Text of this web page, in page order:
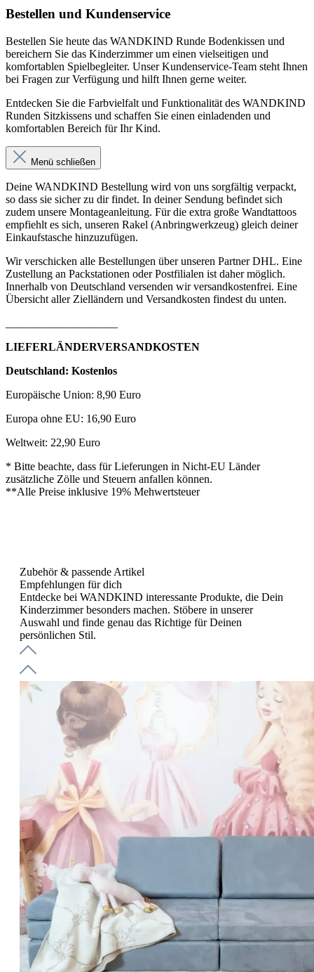
Bestellen und Kundenservice
Bestellen Sie heute das WANDKIND Runde Bodenkissen und
bereichern Sie das Kinderzimmer um einen vielseitigen und
komfortablen Spielbegleiter. Unser Kundenservice-Team steht Ihnen
bei Fragen zur Verfügung und hilft Ihnen gerne weiter.
Entdecken Sie die Farbvielfalt und Funktionalität des WANDKIND
Runden Sitzkissens und schaffen Sie einen einladenden und
komfortablen Bereich für Ihr Kind.
Menü schließen
Deine WANDKIND Bestellung wird von uns sorgfältig verpackt,
so dass sie sicher zu dir findet. In deiner Sendung befindet sich
zudem unsere Montageanleitung. Für die extra große Wandtattoos
empfiehlt es sich, unseren Rakel (Anbringwerkzeug) gleich deiner
Einkaufstasche hinzuzufügen.
Wir verschicken alle Bestellungen über unseren Partner DHL. Eine
Zustellung an Packstationen oder Postfilialen ist daher möglich.
Innerhalb von Deutschland versenden wir versandkostenfrei. Eine
Übersicht aller Zielländern und Versandkosten findest du unten.
LIEFERLÄNDERVERSANDKOSTEN
Deutschland: Kostenlos
Europäische Union: 8,90 Euro
Europa ohne EU: 16,90 Euro
Weltweit: 22,90 Euro
* Bitte beachte, dass für Lieferungen in Nicht-EU Länder
zusätzliche Zölle und Steuern anfallen können.
**Alle Preise inklusive 19% Mehwertsteuer
Zubehör & passende Artikel
Empfehlungen für dich
Entdecke bei WANDKIND interessante Produkte, die Dein
Kinderzimmer besonders machen. Stöbere in unserer
Auswahl und finde genau das Richtige für Deinen
persönlichen Stil.